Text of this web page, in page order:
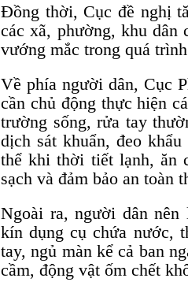
Đồng thời, Cục đề nghị
các xã, phường, khu
vướng mắc trong quá
Về phía người dân, Cục
cần chủ động thực hiện
trường sống, rửa tay
dịch sát khuẩn, đeo
thể khi thời tiết lạnh, ăn
sạch và đảm bảo an toàn
Ngoài ra, người dân
kín dụng cụ chứa nước,
tay, ngủ màn kể cả ban
cầm, động vật ốm chết